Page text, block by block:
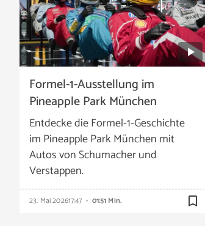
Formel-1-Ausstellung im
Pineapple Park München
Entdecke die Formel-1-Geschichte
im Pineapple Park München mit
Autos von Schumacher und
Verstappen.
23. Mai 202617:47 01:51 Min. bookmark_border